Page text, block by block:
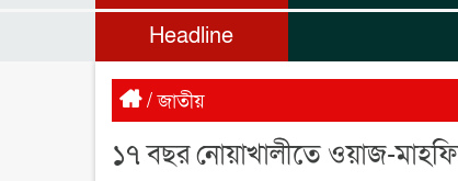
Headline
/জাতীয়
১৭ বছর নোয়াখালীতে ওয়াজ-